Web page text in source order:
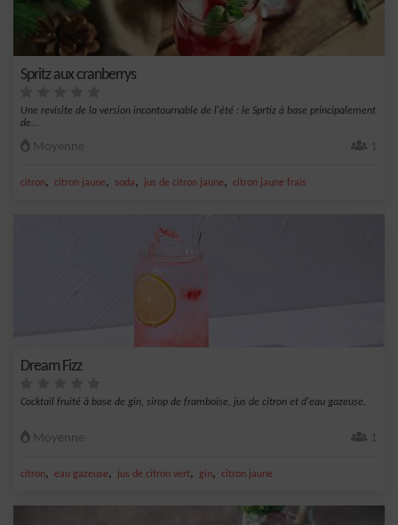
Spritz aux cranberrys
Une revisite de la version incontournable de l'été : le Sprtiz à base principalement
de...
Moyenne 1
citron, citron jaune, soda, jus de citron jaune, citron jaune frais
Dream Fizz
Cocktail fruité à base de gin, sirop de framboise, jus de citron et d'eau gazeuse.
Moyenne 1
citron, eau gazeuse, jus de citron vert, gin, citron jaune